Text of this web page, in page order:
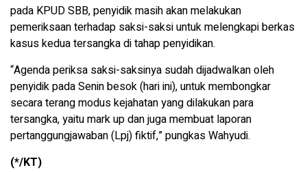
pada KPUD SBB, penyidik masih akan melakukan
pemeriksaan terhadap saksi-saksi untuk melengkapi berkas
kasus kedua tersangka di tahap penyidikan.
“Agenda periksa saksi-saksinya sudah dijadwalkan oleh
penyidik pada Senin besok (hari ini), untuk membongkar
secara terang modus kejahatan yang dilakukan para
tersangka, yaitu mark up dan juga membuat laporan
pertanggungjawaban (Lpj) fiktif,” pungkas Wahyudi.
(*/KT)